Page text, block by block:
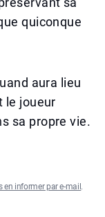
quiconque
aura lieu
le joueur
sa propre vie.
en informer par e-mail .